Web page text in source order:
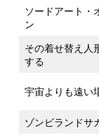
ソードアート・
ン
その着せ替え人
する
宇宙よりも遠い
ゾンビランドサ